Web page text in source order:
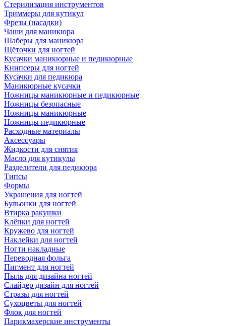
Стерилизация инструментов
Триммеры для кутикул
Фрезы (насадки)
Чаши для маникюра
Шаберы для маникюра
Щёточки для ногтей
Кусачки маникюрные и педикюрные
Книпсеры для ногтей
Кусачки для педикюра
Маникюрные кусачки
Ножницы маникюрные и педикюрные
Ножницы безопасные
Ножницы маникюрные
Ножницы педикюрные
Расходные материалы
Аксессуары
Жидкости для снятия
Масло для кутикулы
Разделители для педикюра
Типсы
Формы
Украшения для ногтей
Бульонки для ногтей
Втирка ракушки
Клёпки для ногтей
Кружево для ногтей
Наклейки для ногтей
Ногти накладные
Переводная фольга
Пигмент для ногтей
Пыль для дизайна ногтей
Слайдер дизайн для ногтей
Стразы для ногтей
Сухоцветы для ногтей
Флок для ногтей
Парикмахерские инструменты